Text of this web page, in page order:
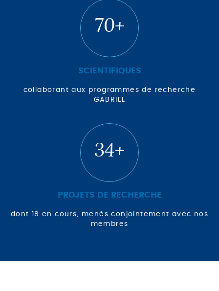
70+
SCIENTIFIQUES
collaborant aux programmes de recherche
GABRIEL
34+
PROJETS DE RECHERCHE
dont 18 en cours, menés conjointement avec nos
membres